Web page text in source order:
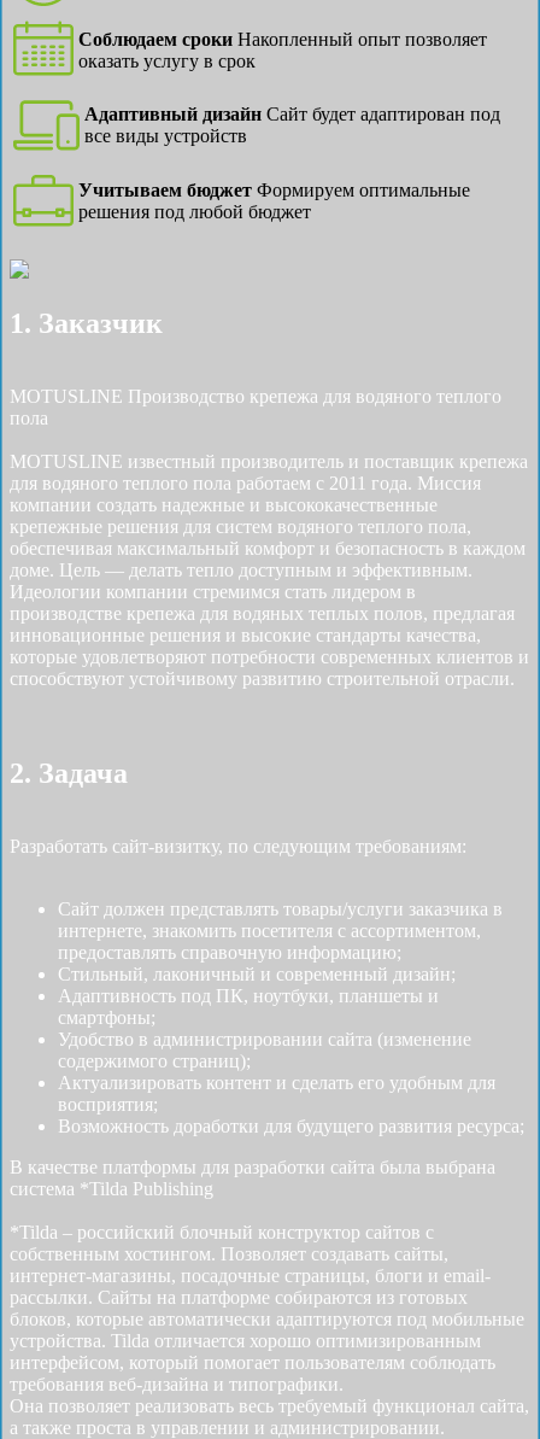
Соблюдаем сроки Накопленный опыт позволяет
оказать услугу в срок
Адаптивный дизайн Сайт будет адаптирован под
все виды устройств
Учитываем бюджет Формируем оптимальные
решения под любой бюджет
1. Заказчик
MOTUSLINE Производство крепежа для водяного теплого
пола
MOTUSLINE известный производитель и поставщик крепежа
для водяного теплого пола работаем с 2011 года. Миссия
компании создать надежные и высококачественные
крепежные решения для систем водяного теплого пола,
обеспечивая максимальный комфорт и безопасность в каждом
доме. Цель — делать тепло доступным и эффективным.
Идеологии компании стремимся стать лидером в
производстве крепежа для водяных теплых полов, предлагая
инновационные решения и высокие стандарты качества,
которые удовлетворяют потребности современных клиентов и
способствуют устойчивому развитию строительной отрасли.
2. Задача
Разработать cайт-визитку, по следующим требованиям:
Сайт должен представлять товары/услуги заказчика в
интернете, знакомить посетителя с ассортиментом,
предоставлять справочную информацию;
Стильный, лаконичный и современный дизайн;
Адаптивность под ПК, ноутбуки, планшеты и
смартфоны;
Удобство в администрировании сайта (изменение
содержимого страниц);
Актуализировать контент и сделать его удобным для
восприятия;
Возможность доработки для будущего развития ресурса;
В качестве платформы для разработки сайта была выбрана
система *Tilda Publishing
*Tilda – российский блочный конструктор сайтов с
собственным хостингом. Позволяет создавать сайты,
интернет-магазины, посадочные страницы, блоги и email-
рассылки. Cайты на платформе собираются из готовых
блоков, которые автоматически адаптируются под мобильные
устройства. Tilda отличается хорошо оптимизированным
интерфейсом, который помогает пользователям соблюдать
требования веб-дизайна и типографики.
Она позволяет реализовать весь требуемый функционал сайта,
а также проста в управлении и администрировании.